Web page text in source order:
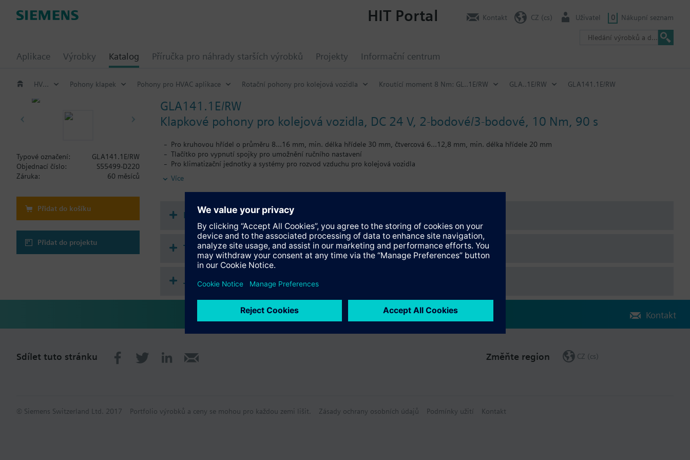
Aplikace Výrobky Katalog Příručka pro náhrady starších výrobků Projekty Informační centrum
HIT Portal Kontakt CZ (cs) Uživatel 0 Nákupní seznam
HVAC výrobky Pohony klapek Pohony pro HVAC aplikace Rotační pohony pro kolejová vozidla Kroutící moment 8 Nm: GL..1E/RW GLA..1E/RW GLA141.1E/RW
GLA141.1E/RW
Klapkové pohony pro kolejová vozidla, DC 24 V, 2-bodové/3-bodové, 10 Nm, 90 s
Pro kruhovou hřídel o průměru 8...16 mm, min. délka hřídele 30 mm, čtvercová 6...12,8 mm, min. délka hřídele 20 mm
Tlačítko pro vypnutí spojky pro umožnění ručního nastavení
Pro klimatizační jednotky a systémy pro rozvod vzduchu pro kolejová vozidla
Lakovaná deska plošných spojů
Více
Typové označení:
GLA141.1E/RW
Objednací číslo:
S55499-D220
Záruka:
60 měsíců
Přidat do košíku
Přidat do projektu
Dokumentace
Technické údaje
Jednotlivě volitelné příslušenství
Kontakt
Sdílet tuto stránku Změňte region CZ (cs)
© Siemens Switzerland Ltd. 2017 Portfolio výrobků a ceny se mohou pro každou zemi lišit. Zásady ochrany osobních údajů Podmínky užití Kontakt